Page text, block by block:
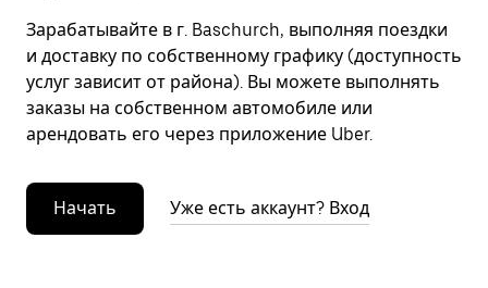
Зарабатывайте в г. Baschurch, выполняя поездки
и доставку по собственному графику (доступность
услуг зависит от района). Вы можете выполнять
заказы на собственном автомобиле или
арендовать его через приложение Uber.
Начать Уже есть аккаунт? Вход